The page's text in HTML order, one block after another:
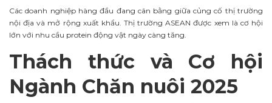
Các doanh nghiệp hàng đầu đang cân bằng giữa củng cố thị trường
nội địa và mở rộng xuất khẩu. Thị trường ASEAN được xem là cơ hội
lớn với nhu cầu protein động vật ngày càng tăng.
Thách thức và Cơ hội
Ngành Chăn nuôi 2025